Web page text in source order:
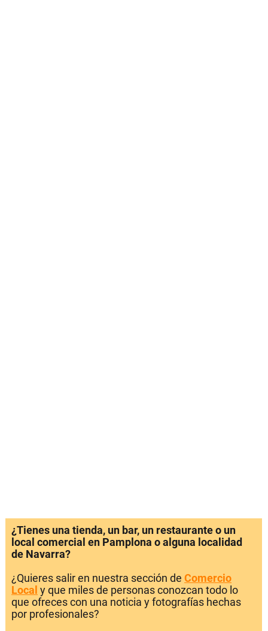
¿Tienes una tienda, un bar, un restaurante o un
local comercial en Pamplona o alguna localidad
de Navarra?
¿Quieres salir en nuestra sección de Comercio
Local y que miles de personas conozcan todo lo
que ofreces con una noticia y fotografías hechas
por profesionales?